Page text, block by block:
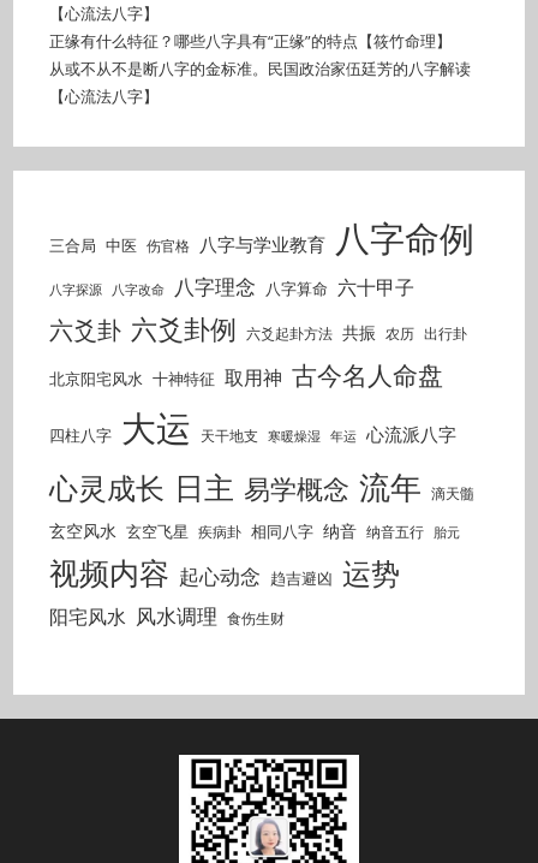
【心流法八字】
正缘有什么特征？哪些八字具有“正缘”的特点【筱竹命理】
从或不从不是断八字的金标准。民国政治家伍廷芳的八字解读
【心流法八字】
三合局 中医 伤官格 八字与学业教育 八字命例
八字探源 八字改命 八字理念 八字算命 六十甲子
六爻卦 六爻卦例 六爻起卦方法 共振 农历 出行卦
北京阳宅风水 十神特征 取用神 古今名人命盘
四柱八字 大运 天干地支 寒暖燥湿 年运 心流派八字
心灵成长 日主 易学概念 流年 滴天髓
玄空风水 玄空飞星 疾病卦 相同八字 纳音 纳音五行 胎元
视频内容 起心动念 趋吉避凶 运势
阳宅风水 风水调理 食伤生财